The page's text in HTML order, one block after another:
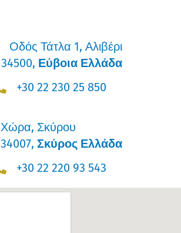
Οδός Τάτλα 1, Αλιβέρι
34500, Εύβοια Ελλάδα
+30 22 230 25 850
Χώρα, Σκύρου
34007,Σκύρος Ελλάδα
+30 22 220 93 543